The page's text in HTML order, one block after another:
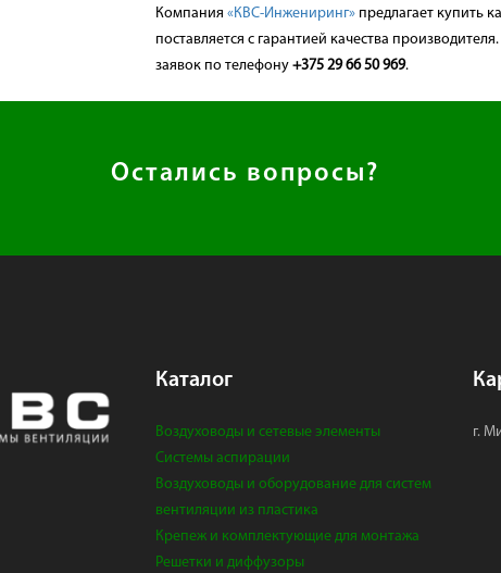
Компания «КВС-Инжениринг»предлагает купить
поставляется с гарантией качества
заявок по телефону +375 29 66 50 969.
Остались вопросы?
Каталог
Воздуховоды и сетевые элементы
Системы аспирации
Воздуховоды и оборудование для систем
вентиляции из пластика
Крепеж и комплектующие для монтажа
Решетки и диффузоры
г.